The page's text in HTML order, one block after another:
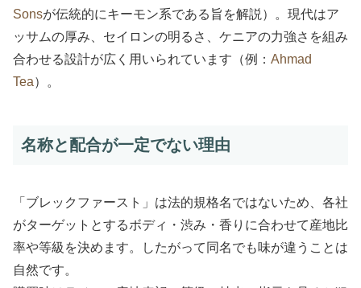
Sonsが伝統的にキーモン系である旨を解説）。現代はア
ッサムの厚み、セイロンの明るさ、ケニアの力強さを組み
合わせる設計が広く用いられています（例： Ahmad
Tea）。
名称と配合が一定でない理由
「ブレックファースト」は法的規格名ではないため、各社
がターゲットとするボディ・渋み・香りに合わせて産地比
率や等級を決めます。したがって同名でも味が違うことは
自然です。